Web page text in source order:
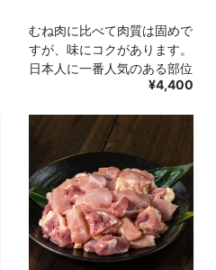
むね肉に比べて肉質は固めで
すが、味にコクがあります。
日本人に一番人気のある部位
¥4,400